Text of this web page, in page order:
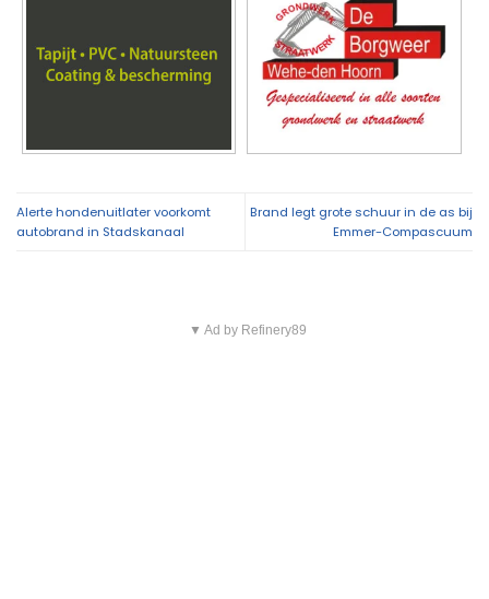
Alerte hondenuitlater voorkomt
autobrand in Stadskanaal
Brand legt grote schuur in de as bij
Emmer-Compascuum
▼ Ad by Refinery89